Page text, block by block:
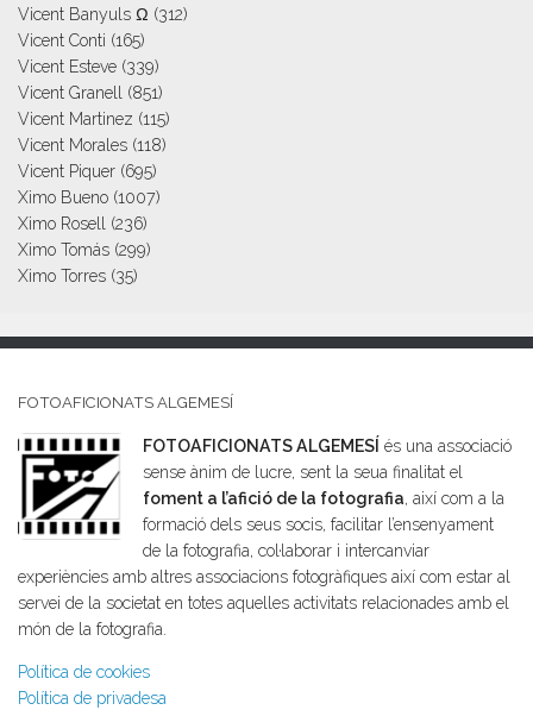
Vicent Banyuls Ω (312)
Vicent Conti (165)
Vicent Esteve (339)
Vicent Granell
(851)
Vicent Martinez (115)
Vicent Morales (118)
Vicent Piquer (695)
Ximo Bueno (1007)
Ximo Rosell
(236)
Ximo Tomás (299)
Ximo Torres (35)
FOTOAFICIONATS ALGEMESÍ
FOTOAFICIONATS ALGEMESÍ és una associació
sense ànim de lucre, sent la seua finalitat el
foment a l’afició de la fotografia, així com a la
formació dels seus socis, facilitar l’ensenyament
de la fotografia, col·laborar i intercanviar
experiències amb altres associacions fotogràfiques així com estar al
servei de la societat en totes aquelles activitats relacionades amb el
món de la fotografia.
Política de cookies
Política de privadesa